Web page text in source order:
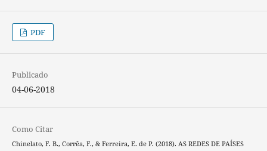
PDF
Publicado
04-06-2018
Como Citar
Chinelato, F. B., Corrêa, F., & Ferreira, E. de P. (2018). AS REDES DE PAÍSES